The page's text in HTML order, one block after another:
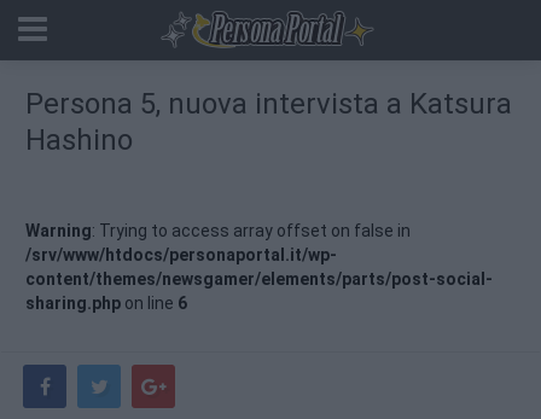
Persona 5, nuova intervista a Katsura
Hashino
Warning: Trying to access array offset on false in
/srv/www/htdocs/personaportal.it/wp-
content/themes/newsgamer/elements/parts/post-social-
sharing.php on line 6